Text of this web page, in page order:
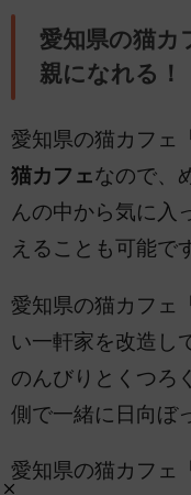
愛知県の猫カ
親になれる！
愛知県の猫カフェ
猫カフェなので、
んの中から気に入
えることも可能で
愛知県の猫カフェ
い一軒家を改造し
のんびりとくつろ
側で一緒に日向ぼ
愛知県の猫カフェ